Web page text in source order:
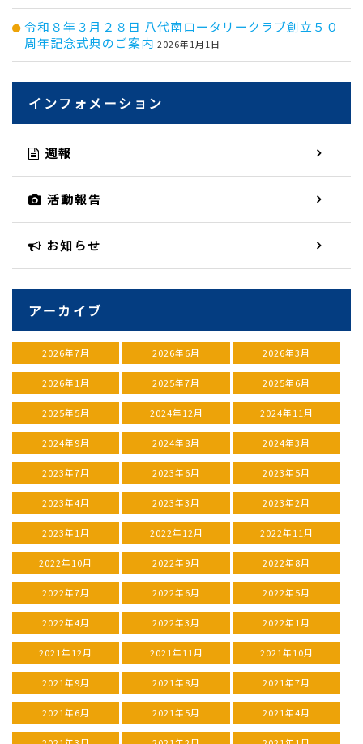
令和８年３月２８日 八代南ロータリークラブ創立５０
周年記念式典のご案内 2026年1月1日
インフォメーション
週報
活動報告
お知らせ
アーカイブ
2026年7月 2026年6月 2026年3月
2026年1月 2025年7月 2025年6月
2025年5月 2024年12月 2024年11月
2024年9月 2024年8月 2024年3月
2023年7月 2023年6月 2023年5月
2023年4月 2023年3月 2023年2月
2023年1月 2022年12月 2022年11月
2022年10月 2022年9月 2022年8月
2022年7月 2022年6月 2022年5月
2022年4月 2022年3月 2022年1月
2021年12月 2021年11月 2021年10月
2021年9月 2021年8月 2021年7月
2021年6月 2021年5月 2021年4月